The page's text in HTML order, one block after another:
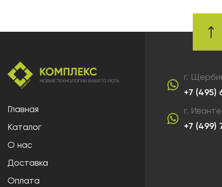
Главная
Каталог
О нас
Доставка
Оплата
г.
+7 (495)
г.
+7 (499)